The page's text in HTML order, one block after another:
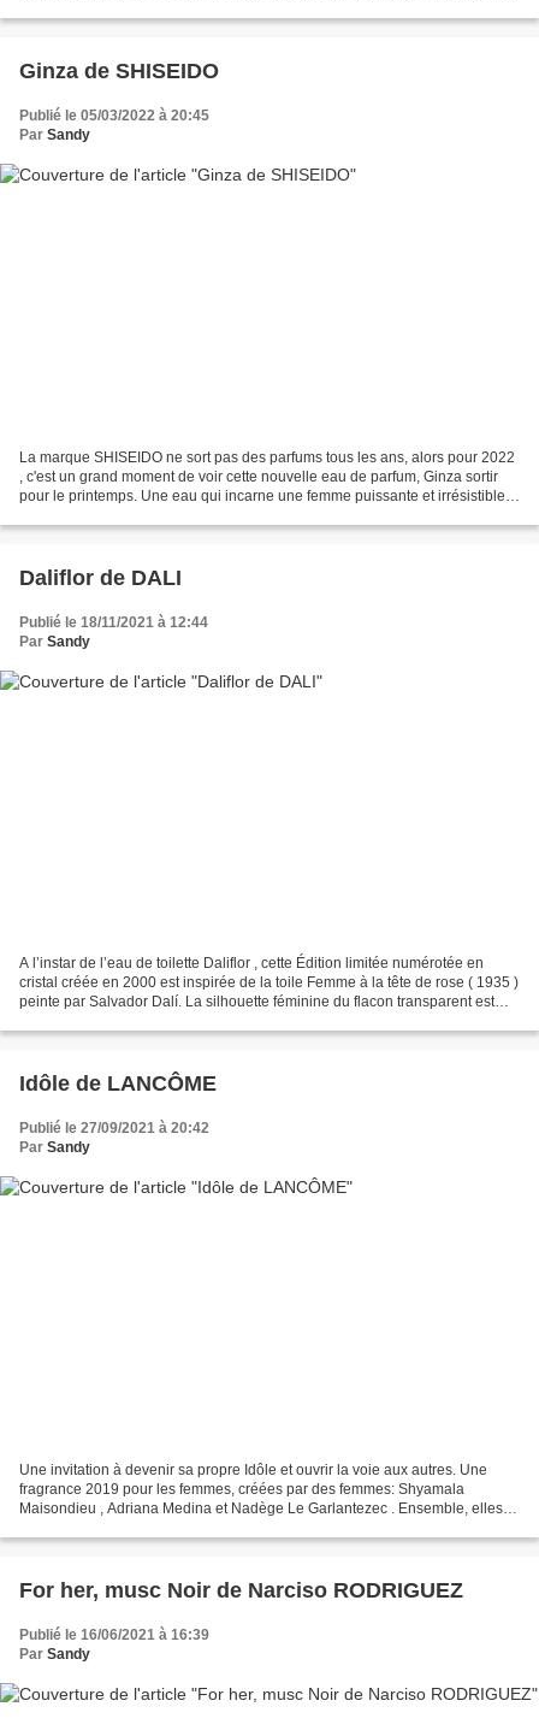
Ginza de SHISEIDO
Publié le 05/03/2022 à 20:45
Par Sandy
La marque SHISEIDO ne sort pas des parfums tous les ans, alors pour 2022
, c'est un grand moment de voir cette nouvelle eau de parfum, Ginza sortir
pour le printemps. Une eau qui incarne une femme puissante et irrésistible
Daliflor de DALI
Publié le 18/11/2021 à 12:44
Par Sandy
A l’instar de l’eau de toilette Daliflor , cette Édition limitée numérotée en
cristal créée en 2000 est inspirée de la toile Femme à la tête de rose ( 1935 )
peinte par Salvador Dalí. La silhouette féminine du flacon transparent est
Idôle de LANCÔME
Publié le 27/09/2021 à 20:42
Par Sandy
Une invitation à devenir sa propre Idôle et ouvrir la voie aux autres. Une
fragrance 2019 pour les femmes, créées par des femmes: Shyamala
Maisondieu , Adriana Medina et Nadège Le Garlantezec . Ensemble, elles
For her, musc Noir de Narciso RODRIGUEZ
Publié le 16/06/2021 à 16:39
Par Sandy